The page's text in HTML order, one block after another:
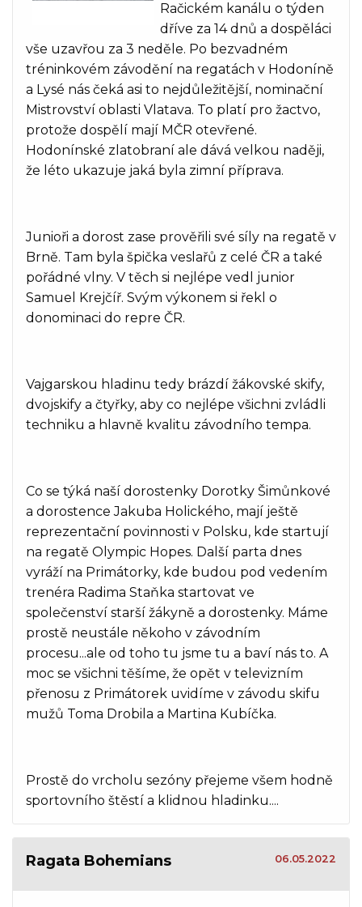
Račickém kanálu o týden
dříve za 14 dnů a dospěláci
vše uzavřou za 3 neděle. Po bezvadném
tréninkovém závodění na regatách v Hodoníně
a Lysé nás čeká asi to nejdůležitější, nominační
Mistrovství oblasti Vlatava. To platí pro žactvo,
protože dospělí mají MČR otevřené.
Hodonínské zlatobraní ale dává velkou naději,
že léto ukazuje jaká byla zimní příprava.
Junioři a dorost zase prověřili své síly na regatě v
Brně. Tam byla špička veslařů z celé ČR a také
pořádné vlny. V těch si nejlépe vedl junior
Samuel Krejčíř. Svým výkonem si řekl o
donominaci do repre ČR.
Vajgarskou hladinu tedy brázdí žákovské skify,
dvojskify a čtyřky, aby co nejlépe všichni zvládli
techniku a hlavně kvalitu závodního tempa.
Co se týká naší dorostenky Dorotky Šimůnkové
a dorostence Jakuba Holického, mají ještě
reprezentační povinnosti v Polsku, kde startují
na regatě Olympic Hopes. Další parta dnes
vyráží na Primátorky, kde budou pod vedením
trenéra Radima Staňka startovat ve
společenství starší žákyně a dorostenky. Máme
prostě neustále někoho v závodním
procesu...ale od toho tu jsme tu a baví nás to. A
moc se všichni těšíme, že opět v televizním
přenosu z Primátorek uvidíme v závodu skifu
mužů Toma Drobila a Martina Kubíčka.
Prostě do vrcholu sezóny přejeme všem hodně
sportovního štěstí a klidnou hladinku....
Ragata Bohemians 06.05.2022